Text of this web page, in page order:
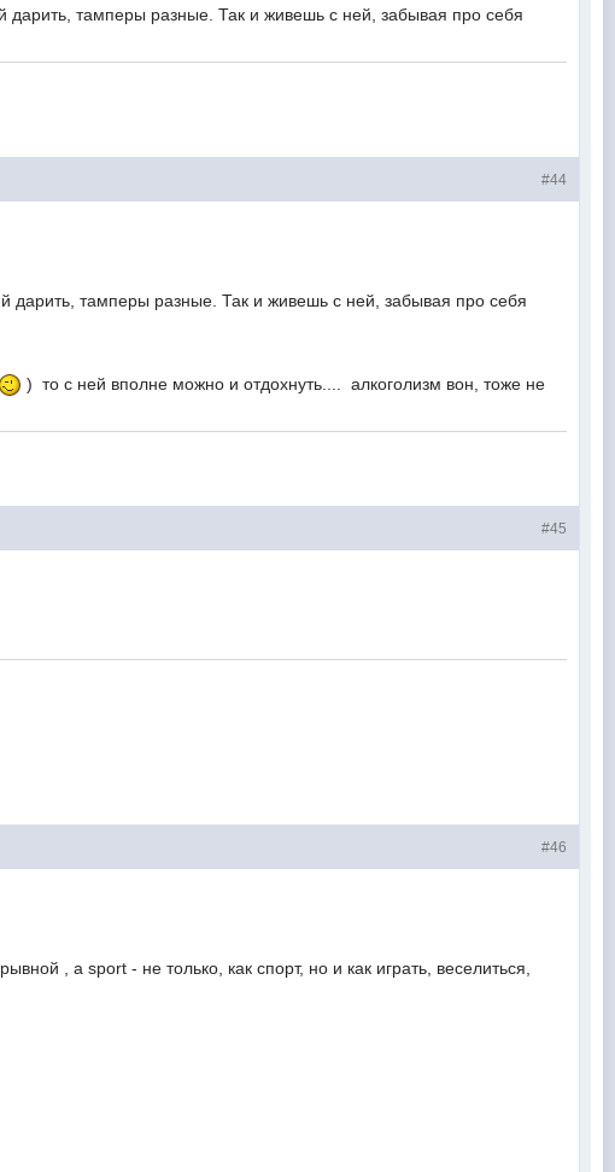
дарить, тамперы разные. Так и живешь с ней, забывая про себя
#44
дарить, тамперы разные. Так и живешь с ней, забывая про себя
) то с ней вполне можно и отдохнуть.... алкоголизм вон, тоже не
#45
#46
, а sport - не только, как спорт, но и как играть, веселиться,